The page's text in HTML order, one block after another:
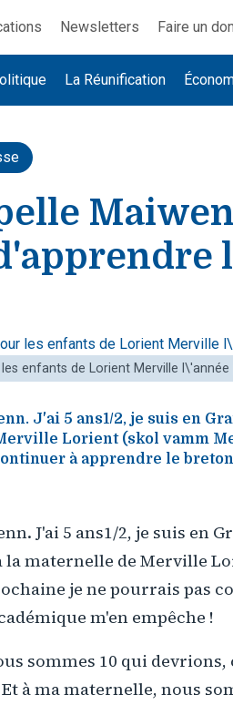
Newsletters Faire un don
La Réunification
enfants de Lorient Merville
J'ai 5 ans1/2, je suis en
Lorient (skol vamm
à apprendre le
J'ai 5 ans1/2, je suis en
la maternelle de Merville
je ne pourrais pas
m'en empêche !
sommes 10 qui
à ma maternelle, nous